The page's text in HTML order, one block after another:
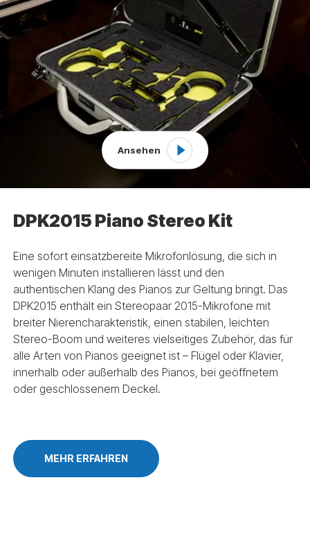
DPK2015 Piano Stereo Kit
Eine sofort einsatzbereite Mikrofonlösung, die sich in
wenigen Minuten installieren lässt und den
authentischen Klang des Pianos zur Geltung bringt. Das
DPK2015 enthält ein Stereopaar 2015-Mikrofone mit
breiter Nierencharakteristik, einen stabilen, leichten
Stereo-Boom und weiteres vielseitiges Zubehör, das für
alle Arten von Pianos geeignet ist – Flügel oder Klavier,
innerhalb oder außerhalb des Pianos, bei geöffnetem
oder geschlossenem Deckel.
MEHR ERFAHREN
Ansehen